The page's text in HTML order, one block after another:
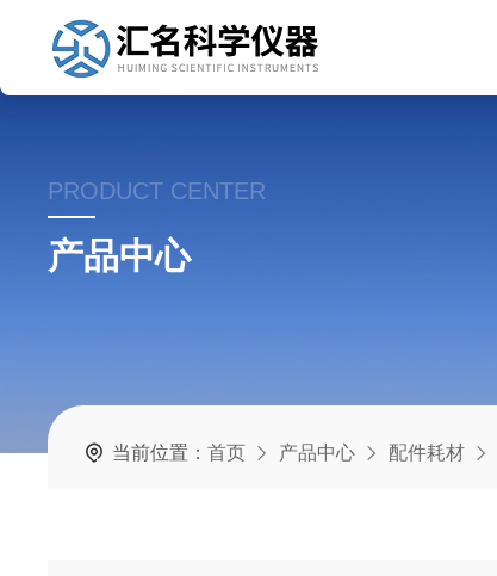
PRODUCT CENTER
产品中心
当前位置：首页 产品中心 配件耗材